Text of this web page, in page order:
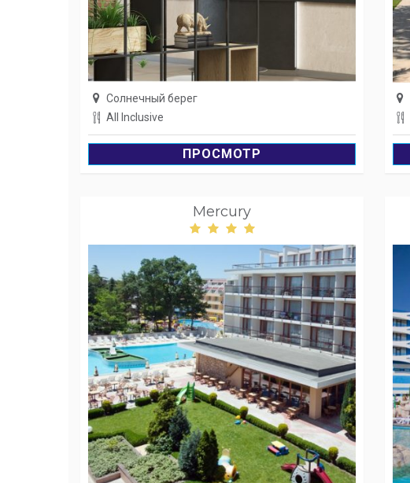
Солнечный берег
All Inclusive
ПРОСМОТР
Mercury